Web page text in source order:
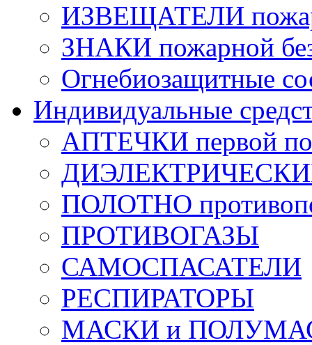
ИЗВЕЩАТЕЛИ
ЗНАКИ пожарной
Огнебиозащитные
Индивидуальные
АПТЕЧКИ первой
ДИЭЛЕКТРИЧЕСКИЕ
ПОЛОТНО
ПРОТИВОГАЗЫ
САМОСПАСАТЕЛИ
РЕСПИРАТОРЫ
МАСКИ и